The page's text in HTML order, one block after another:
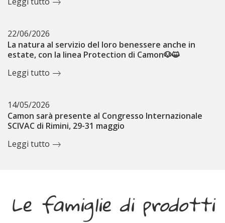
22/06/2026
La natura al servizio del loro benessere anche in
estate, con la linea Protection di Camon🐶😺
Leggi tutto
14/05/2026
Camon sarà presente al Congresso Internazionale
SCIVAC di Rimini, 29-31 maggio
Leggi tutto
Le famiglie di prodotti